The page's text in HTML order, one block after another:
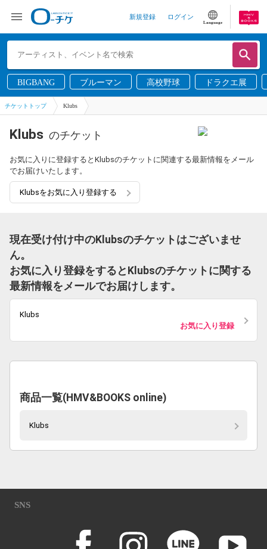
新規登録 ログイン
Language
BIGBANG ブルーマン 高校野球 ドラクエ展
チケットトップ Klubs
Klubs のチケット
お気に入りに登録するとKlubsのチケットに関連する最新情報をメール
でお届けいたします。
Klubsをお気に入り登録する
現在受け付け中のKlubsのチケットはございませ
ん。
お気に入り登録をするとKlubsのチケットに関する
最新情報をメールでお届けします。
Klubs
お気に入り登録
商品一覧(HMV&BOOKS online)
Klubs
SNS